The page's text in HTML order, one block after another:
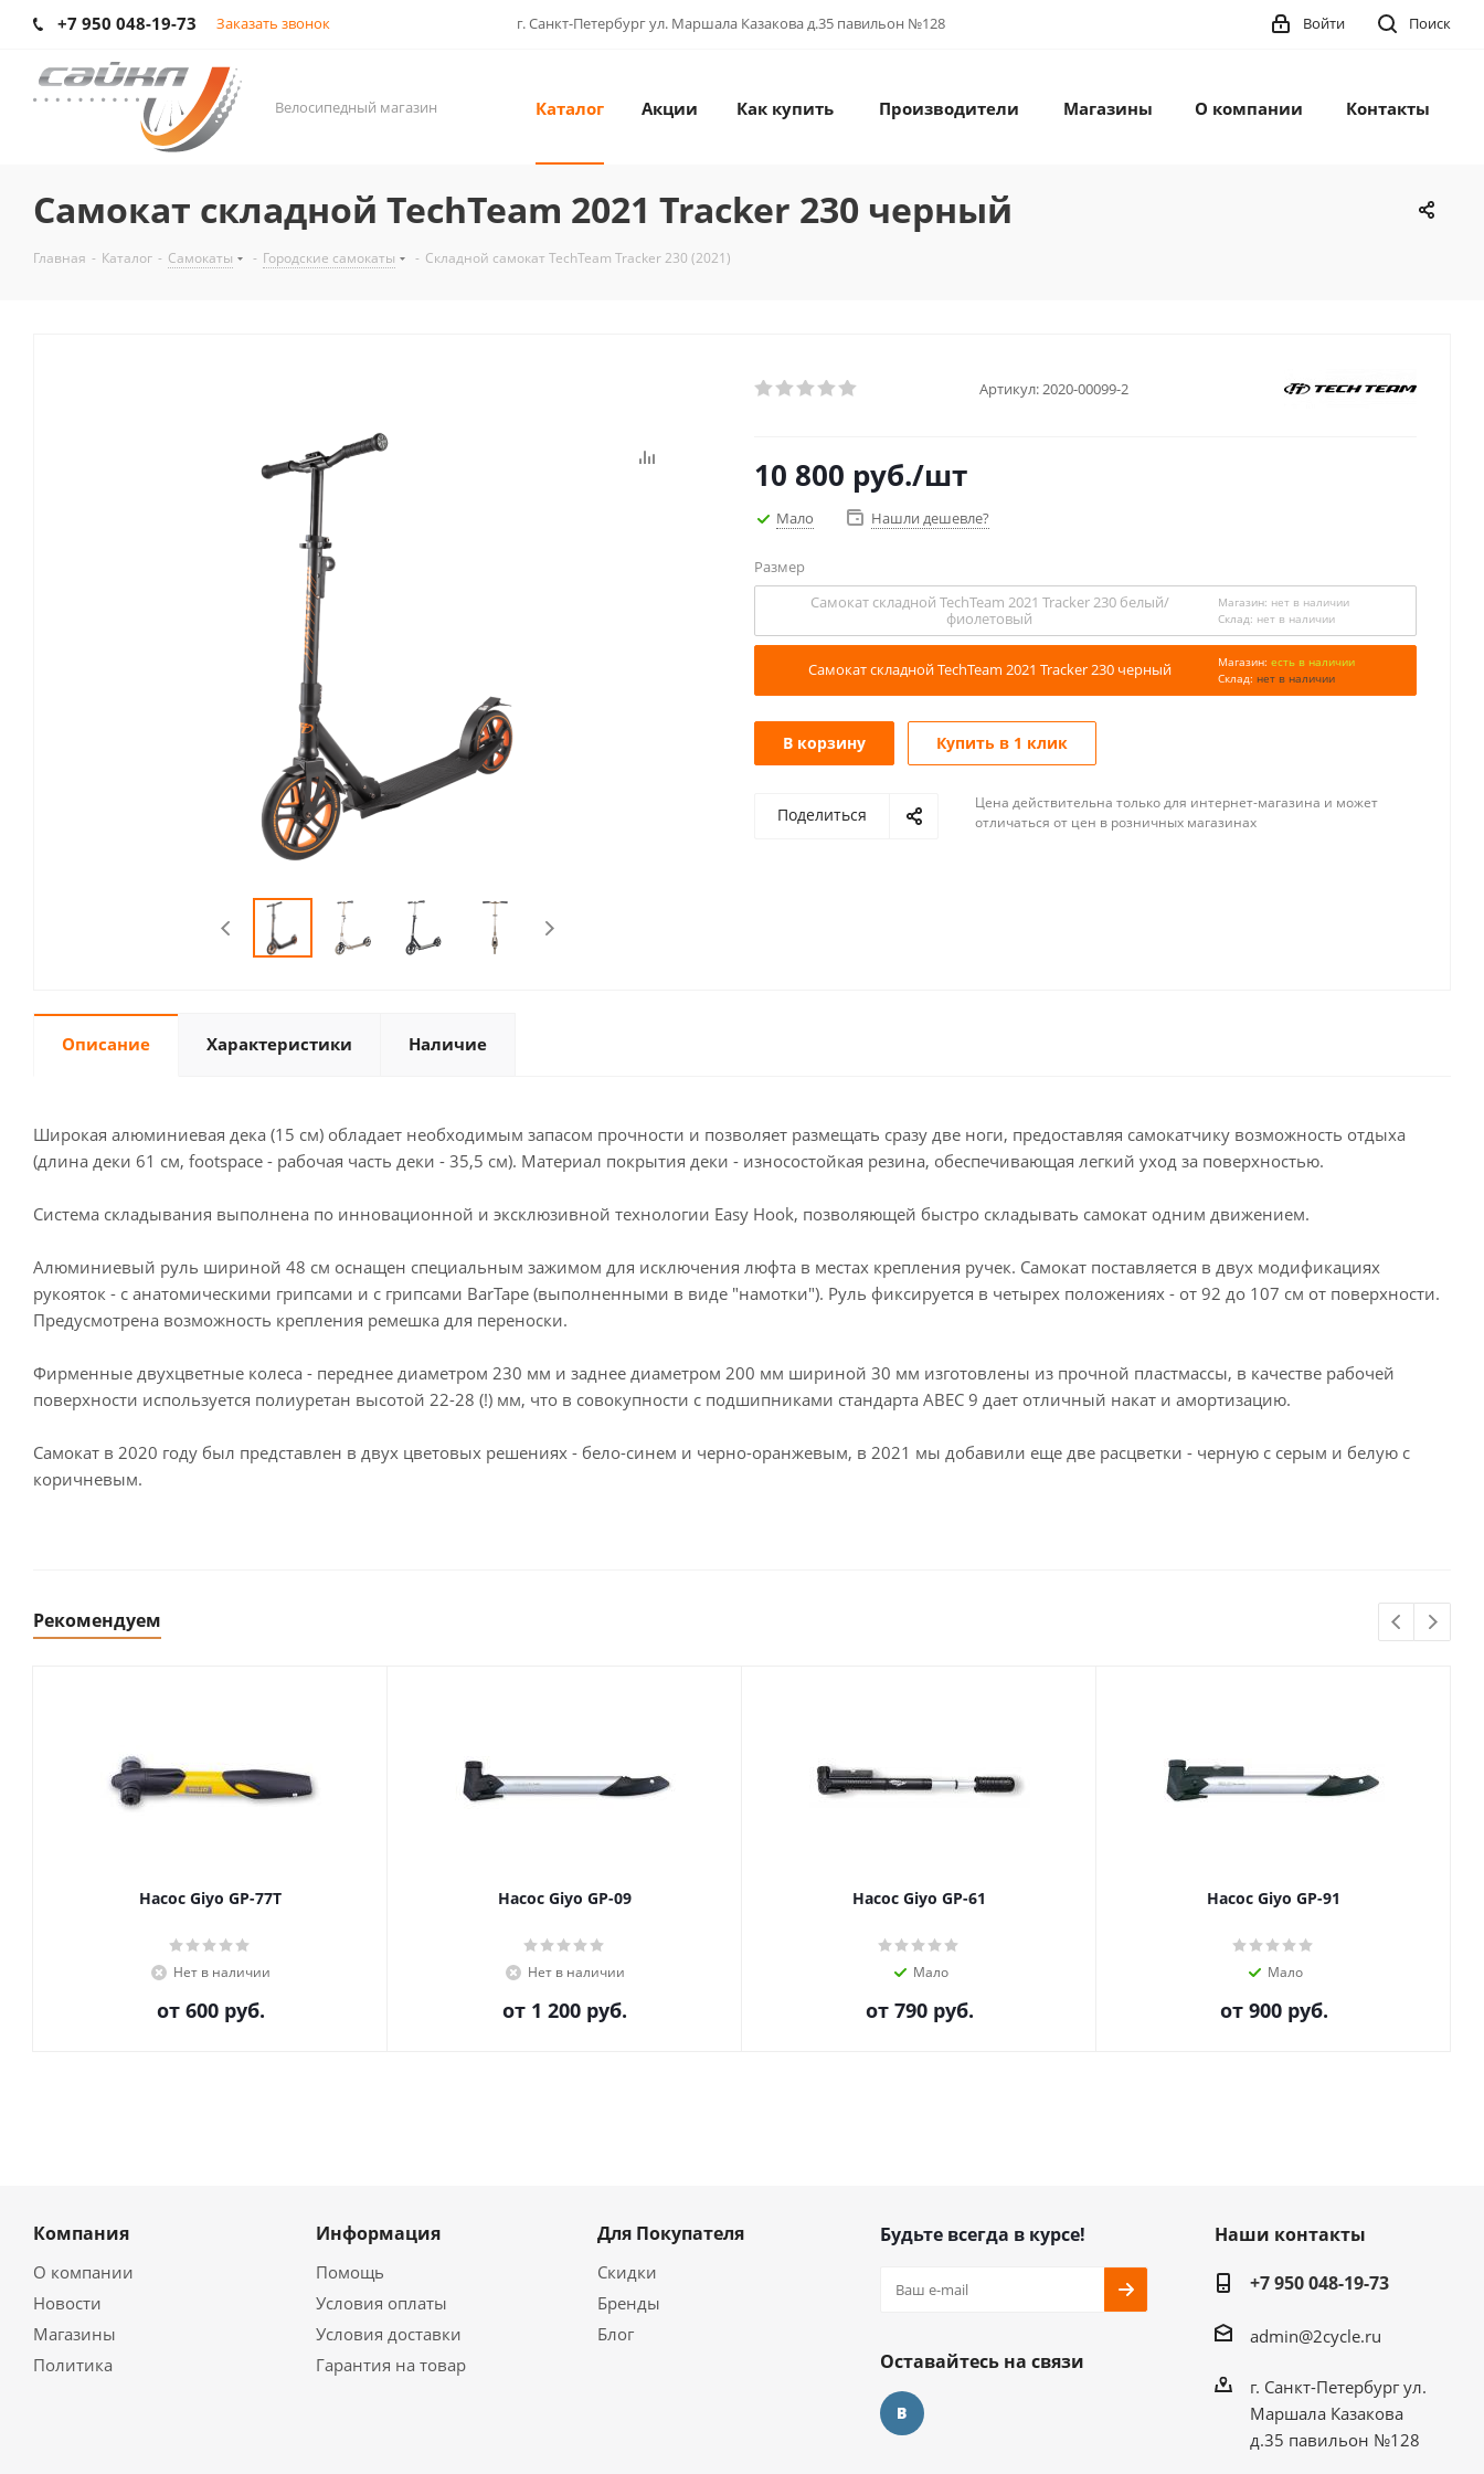
+7 950 048-19-73 Заказать звонок г. Санкт-Петербург ул. Маршала Казакова д.35 павильон №128 Поиск
Войти
Велосипедный магазин Каталог Акции Как купить Производители Магазины О компании Контакты
Самокат складной TechTeam 2021 Tracker 230 черный
Главная - Каталог - Самокаты - Городские самокаты - Складной самокат TechTeam Tracker 230 (2021)
Артикул:2020-00099-2
10 800 руб./шт
Мало Нашли дешевле?
Размер
Самокат складной TechTeam 2021 Tracker 230 белый/
фиолетовый
Магазин: нет в наличии
Склад: нет в наличии
Самокат складной TechTeam 2021 Tracker 230 черный Магазин: есть в наличии
Склад: нет в наличии
В корзину Купить в 1 клик
Поделиться
Цена действительна только для интернет-магазина и может
отличаться от цен в розничных магазинах
Описание Характеристики Наличие
Широкая алюминиевая дека (15 см) обладает необходимым запасом прочности и позволяет размещать сразу две ноги, предоставляя самокатчику возможность отдыха
(длина деки 61 см, footspace - рабочая часть деки - 35,5 см). Материал покрытия деки - износостойкая резина, обеспечивающая легкий уход за поверхностью.
Система складывания выполнена по инновационной и эксклюзивной технологии Easy Hook, позволяющей быстро складывать самокат одним движением.
Алюминиевый руль шириной 48 см оснащен специальным зажимом для исключения люфта в местах крепления ручек. Самокат поставляется в двух модификациях
рукояток - с анатомическими грипсами и с грипсами BarTape (выполненными в виде "намотки"). Руль фиксируется в четырех положениях - от 92 до 107 см от поверхности.
Предусмотрена возможность крепления ремешка для переноски.
Фирменные двухцветные колеса - переднее диаметром 230 мм и заднее диаметром 200 мм шириной 30 мм изготовлены из прочной пластмассы, в качестве рабочей
поверхности используется полиуретан высотой 22-28 (!) мм, что в совокупности с подшипниками стандарта ABEC 9 дает отличный накат и амортизацию.
Самокат в 2020 году был представлен в двух цветовых решениях - бело-синем и черно-оранжевым, в 2021 мы добавили еще две расцветки - черную с серым и белую с
коричневым.
Рекомендуем
Насос Giyo GP-77T
Нет в наличии
от 600 руб.
Насос Giyo GP-09
Нет в наличии
от 1 200 руб.
Насос Giyo GP-61
Мало
от 790 руб.
Насос Giyo GP-91
Мало
от 900 руб.
Компания
О компании
Новости
Магазины
Политика
Информация
Помощь
Условия оплаты
Условия доставки
Гарантия на товар
Для Покупателя
Скидки
Бренды
Блог
Будьте всегда в курсе!
Оставайтесь на связи
Наши контакты
+7 950 048-19-73
admin@2cycle.ru
г. Санкт-Петербург ул.
Маршала Казакова
д.35 павильон №128